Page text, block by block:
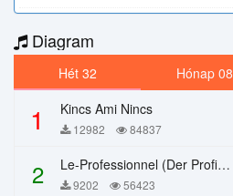
Diagram
Hét 32 Hónap 08
1 Kincs Ami Nincs
12982 84837
2 Le-Professionnel (Der Profi) – Chi Mai
9202 56423